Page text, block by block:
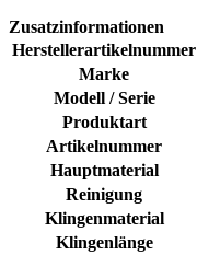
Zusatzinformationen
Herstellerartikelnummer
Marke
Modell / Serie
Produktart
Artikelnummer
Hauptmaterial
Reinigung
Klingenmaterial
Klingenlänge